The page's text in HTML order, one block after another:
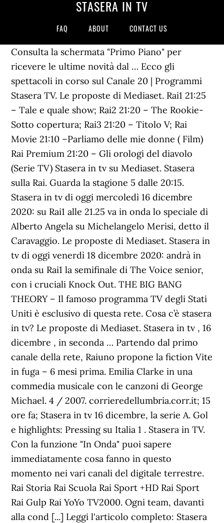
STASERA IN TV
FAQ ABOUT CONTACT US
Consulta la schermata "Primo Piano" per
ricevere le ultime novità dal … Ecco gli
spettacoli in corso sul Canale 20 | Programmi
Stasera TV. Le proposte di Mediaset. Rai1 21:25
– Tale e quale show; Rai2 21:20 – The Rookie-
Sotto copertura; Rai3 21:20 – Titolo V; Rai
Movie 21:10 –Parliamo delle mie donne ( Film)
Rai Premium 21:20 – Gli orologi del diavolo
(Serie TV) Stasera in tv su Mediaset. Stasera
sulla Rai. Guarda la stagione 5 dalle 20:15.
Stasera in tv di oggi mercoledì 16 dicembre
2020: su Rai1 alle 21.25 va in onda lo speciale di
Alberto Angela su Michelangelo Merisi, detto il
Caravaggio. Le proposte di Mediaset. Stasera in
tv di oggi venerdì 18 dicembre 2020: andrà in
onda su Rai1 la semifinale di The Voice senior,
con i cruciali Knock Out. THE BIG BANG
THEORY – Il famoso programma TV degli Stati
Uniti è esclusivo di questa rete. Cosa c’è stasera
in tv? Le proposte di Mediaset. Stasera in tv , 16
dicembre , in seconda … Partendo dal primo
canale della rete, Raiuno propone la fiction Vite
in fuga – 6 mesi prima. Emilia Clarke in una
commedia musicale con le canzoni di George
Michael. 4 / 2007. corrieredellumbria.corr.it; 15
ore fa; Stasera in tv 16 dicembre, la serie A. Gol
e highlights: Pressing su Italia 1 . Stasera in TV.
Con la funzione "In Onda" puoi sapere
immediatamente cosa fanno in questo
momento nei vari canali del digitale terrestre.
Rai Storia Rai Scuola Rai Sport +HD Rai Sport
Rai Gulp Rai YoYo TV2000. Ogni team, davanti
alla cond [...] Leggi l'articolo completo: Stasera